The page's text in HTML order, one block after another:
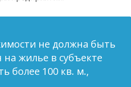
не должна быть
жилье в субъекте
более 100 кв. м.,